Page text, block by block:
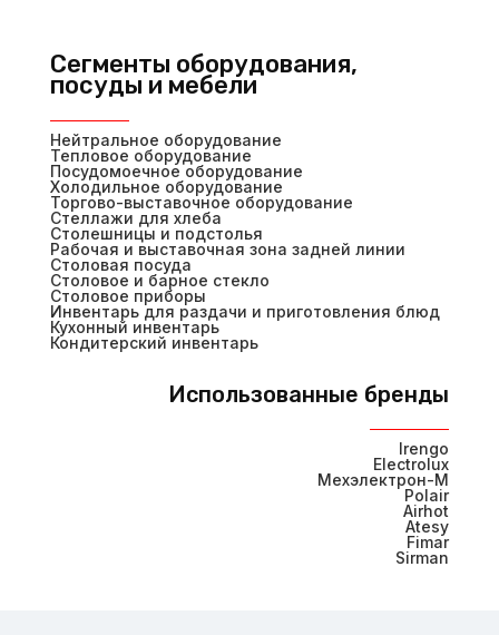
Сегменты оборудования,
посуды и мебели
Нейтральное оборудование
Тепловое оборудование
Посудомоечное оборудование
Холодильное оборудование
Торгово-выставочное оборудование
Стеллажи для хлеба
Столешницы и подстолья
Рабочая и выставочная зона задней линии
Столовая посуда
Столовое и барное стекло
Столовое приборы
Инвентарь для раздачи и приготовления блюд
Кухонный инвентарь
Кондитерский инвентарь
Использованные бренды
Irengo
Electrolux
Мехэлектрон-М
Polair
Airhot
Atesy
Fimar
Sirman